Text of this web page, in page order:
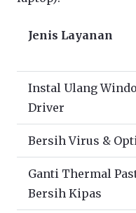
Jenis Layanan
Instal Ulang
Driver
Bersih Virus &
Ganti Thermal
Bersih Kipas